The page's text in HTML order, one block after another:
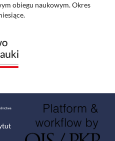
obiegu naukowym. Okres